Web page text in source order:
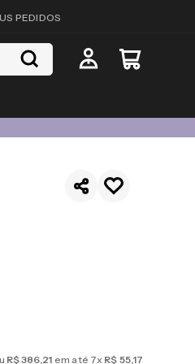
FRETE GRÁTIS EM TODO O SITE
PEDIDOS
COM ATÉ 50% OFF + 20% EXTRA
R$386,21 em até 7x R$ 55,17